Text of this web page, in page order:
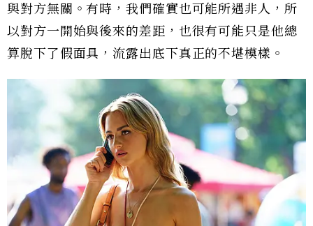
與對方無關。有時，我們確實也可能所遇非人，所
以對方一開始與後來的差距，也很有可能只是他總
算脫下了假面具，流露出底下真正的不堪模樣。